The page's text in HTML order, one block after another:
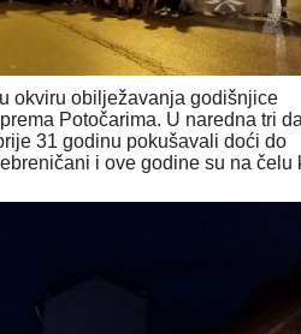
okviru obilježavanja godišnjice
Potočarima. U naredna tri
31 godinu pokušavali doći do
i ove godine su na čelu